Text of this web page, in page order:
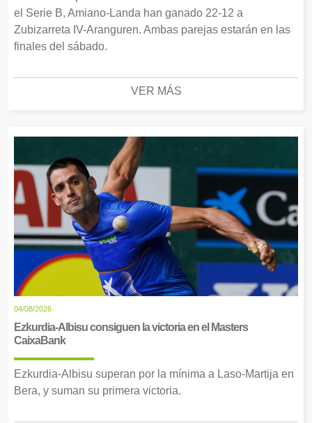
el Serie B, Amiano-Landa han ganado 22-12 a
Zubizarreta IV-Aranguren. Ambas parejas estarán en las
finales del sábado.
VER MÁS
04/08/2026
Ezkurdia-Albisu consiguen la victoria en el Masters
CaixaBank
Ezkurdia-Albisu superan por la mínima a Laso-Martija en
Bera, y suman su primera victoria.